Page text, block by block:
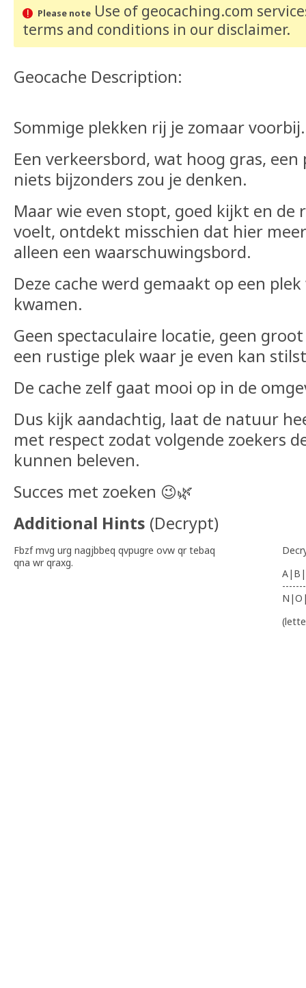
Please noteUse of geocaching.com
terms and conditions in our disclaimer.
Geocache Description:
Sommige plekken rij je zomaar voorbij.
Een verkeersbord, wat hoog gras,
niets bijzonders zou je denken.
Maar wie even stopt, goed kijkt en de
voelt, ontdekt misschien dat hier
alleen een waarschuwingsbord.
Deze cache werd gemaakt op een
kwamen.
Geen spectaculaire locatie, geen
een rustige plek waar je even kan
De cache zelf gaat mooi op in de
Dus kijk aandachtig, laat de natuur
met respect zodat volgende zoekers
kunnen beleven.
Succes met zoeken 😉🌿
Additional Hints (Decrypt)
Fbzf mvg urg nagjbbeq qvpugre ovw qr tebaq
qna wr qraxg.